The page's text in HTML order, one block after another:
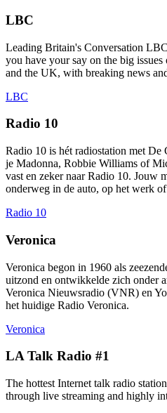
LBC
Leading Britain's Conversation
you have your say on the big
and the UK, with breaking news
LBC
Radio 10
Radio 10 is hét radiostation met
je Madonna, Robbie Williams of
vast en zeker naar Radio 10. Jouw
onderweg in de auto, op het werk
Radio 10
Veronica
Veronica begon in 1960 als
uitzond en ontwikkelde zich onder
Veronica Nieuwsradio (VNR) en
het huidige Radio Veronica.
Veronica
LA Talk Radio #1
The hottest Internet talk radio
through live streaming and highly